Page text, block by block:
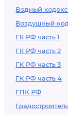
Водный
Воздушный
ГК РФ часть 1
ГК РФ часть 2
ГК РФ часть 3
ГК РФ часть 4
ГПК РФ